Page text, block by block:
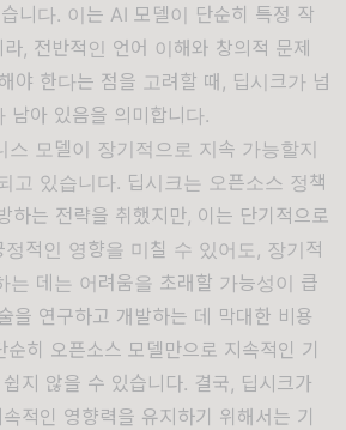
니다. 이는 AI 모델이 단순히 특정 작
, 전반적인 언어 이해와 창의적 문제
야 한다는 점을 고려할 때, 딥시크가 넘
남아 있음을 의미합니다.
스 모델이 장기적으로 지속 가능할지
고 있습니다. 딥시크는 오픈소스 정책
하는 전략을 취했지만, 이는 단기적으로
정적인 영향을 미칠 수 있어도, 장기적
는 데는 어려움을 초래할 가능성이 큽
을 연구하고 개발하는 데 막대한 비용
히 오픈소스 모델만으로 지속적인 기
지 않을 수 있습니다. 결국, 딥시크가
적인 영향력을 유지하기 위해서는 기